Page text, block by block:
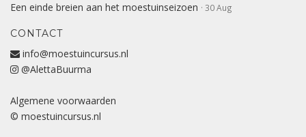
Een einde breien aan het moestuinseizoen · 30 Aug
CONTACT
info@moestuincursus.nl
@AlettaBuurma
Algemene voorwaarden
© moestuincursus.nl